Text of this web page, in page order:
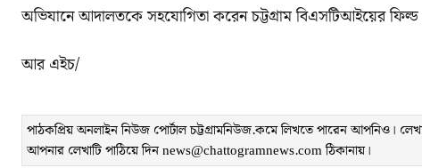
অভিযানে আদালতকে সহযোগিতা করেন চট্টগ্রাম বিএসটিআইয়ের
আর এইচ/
পাঠকপ্রিয় অনলাইন নিউজ পোর্টাল চট্টগ্রামনিউজ.কমে লিখতে পারেন আপনিও।
আপনার লেখাটি পাঠিয়ে দিন news@chattogramnews.com ঠিকানায়।